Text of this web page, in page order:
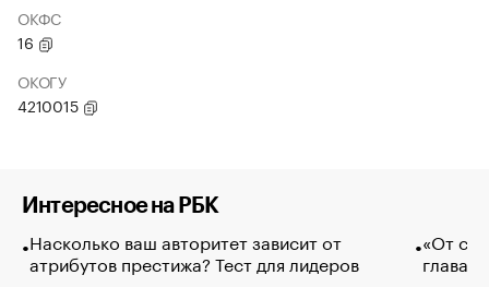
ОКФС
16
ОКОГУ
4210015
Интересное на РБК
Насколько ваш авторитет зависит от
атрибутов престижа? Тест для лидеров
«От
глава